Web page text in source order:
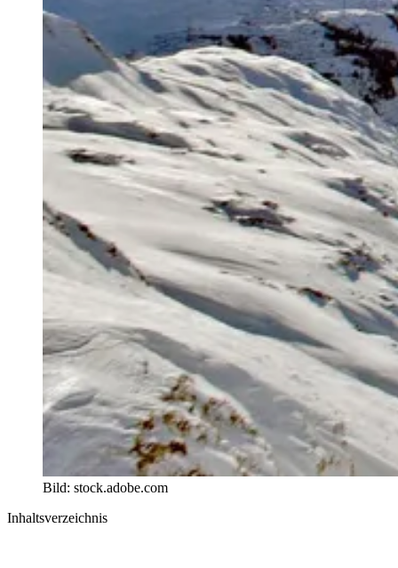
Bild: stock.adobe.com
Inhaltsverzeichnis